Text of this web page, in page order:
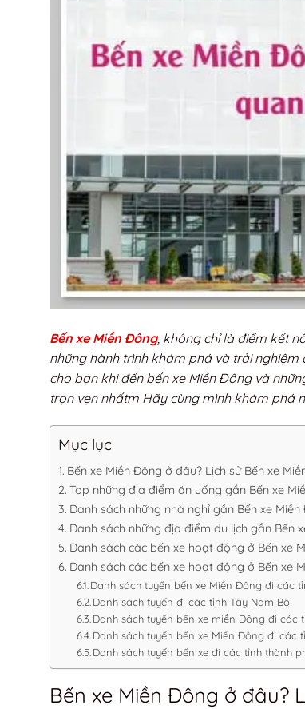
Bến xe Miền Đông, không chỉ là điểm kết
những hành trình khám phá và trải nghiệm
cho bạn khi đến bến xe Miền Đông và
trọn vẹn nhấtm Hãy cùng mình khám phá
Mục lục
Bến xe Miền Đông ở đâu? Lịch sử Bến xe
Top những địa điểm ăn uống gần Bến xe
Danh sách những nhà nghỉ gần Bến xe Miền
Danh sách những địa điểm du lịch gần Bến
Danh sách các bến xe hoạt động ở Bến xe
Danh sách các bến xe hoạt động ở Bến xe
Danh sách tuyến bến xe Miền Đông đi các
Danh sách tuyến đi các tỉnh Tây Nam Bộ
Danh sách tuyến bến xe miền Đông đi các
Danh sách tuyến bến xe Miền Đông đi các
Danh sách tuyến bến xe đi các tỉnh thành
Bến xe Miền Đông ở đâu?